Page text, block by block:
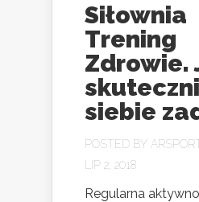
Siłownia
Trening
Zdrowie.
siebie
POSTED BY
LIP 2, 2018
Regularna